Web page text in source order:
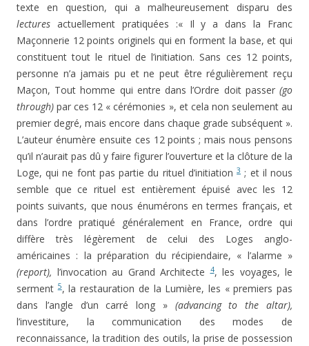
texte en question, qui a malheureusement disparu des
lectures actuellement pratiquées :« Il y a dans la Franc
Maçonnerie 12 points originels qui en forment la base, et qui
constituent tout le rituel de l’initiation. Sans ces 12 points,
personne n’a jamais pu et ne peut être régulièrement reçu
Maçon, Tout homme qui entre dans l’Ordre doit passer (go
through) par ces 12 « cérémonies », et cela non seulement au
premier degré, mais encore dans chaque grade subsé­quent ».
L’auteur énumère ensuite ces 12 points ; mais nous pensons
qu’il n’aurait pas dû y faire figurer l’ouverture et la clôture de la
Loge, qui ne font pas partie du rituel d’ini­tiation3 ; et il nous
semble que ce rituel est entièrement épuisé avec les 12
points suivants, que nous énumérons en termes français, et
dans l’ordre pratiqué généralement en France, ordre qui
diffère très légèrement de celui des Loges anglo-
américaines : la préparation du récipiendaire, « l’alarme »
(report), l’invocation au Grand Architecte4, les voyages, le
serment5, la restauration de la Lumière, les « premiers pas
dans l’angle d’un carré long » (advancing to the altar),
l’investiture, la communication des modes de
reconnaissance, la tradition des outils, la prise de possession